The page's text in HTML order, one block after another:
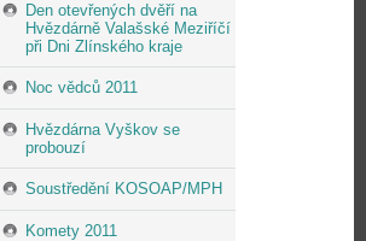
Den otevřených dvěří na
Hvězdárně Valašské Meziříčí
při Dni Zlínského kraje
Noc vědců 2011
Hvězdárna Vyškov se
probouzí
Soustředění KOSOAP/MPH
Komety 2011